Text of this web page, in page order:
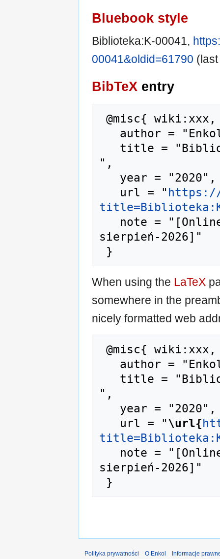
Bluebook style
Biblioteka:K-00041,
00041&oldid=61790
BibTeX entry
",
   url = "
title=Biblioteka:K-
sierpień-2026]"
When using the LaTeX
somewhere in the
nicely formatted web
",
   url = "
\url{
title=Biblioteka:K-
sierpień-2026]"
Polityka prywatności O Enkol Informacje